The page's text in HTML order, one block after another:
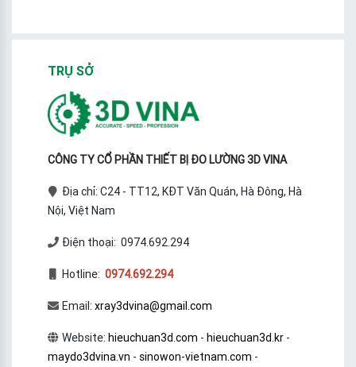
TRỤ SỞ
CÔNG TY CỔ PHẦN THIẾT BỊ ĐO LƯỜNG 3D VINA
Địa chỉ: C24 - TT12, KĐT Văn Quán, Hà Đông, Hà
Nội, Việt Nam
Điện thoại: 0974.692.294
Hotline: 0974.692.294
Email: xray3dvina@gmail.com
Website: hieuchuan3d.com - hieuchuan3d.kr-
maydo3dvina.vn - sinowon-vietnam.com -